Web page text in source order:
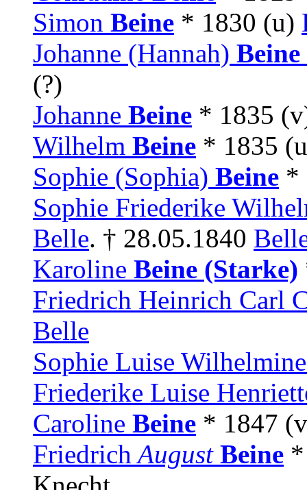
Simon Beine * 1830 (u)
Johanne (Hannah)
(?)
Johanne Beine * 1835
Wilhelm Beine * 1835
Sophie (Sophia) Beine *
Sophie Friederike
Belle. † 28.05.1840
Karoline Beine (Starke)
Friedrich Heinrich Carl
Belle
Sophie Luise
Friederike Luise
Caroline Beine * 1847
Friedrich August Beine